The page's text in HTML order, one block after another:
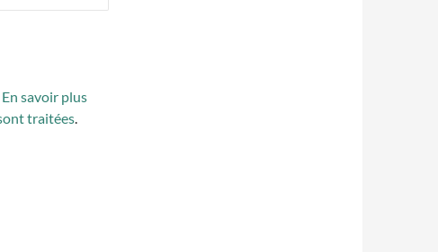
En savoir plus
traitées.